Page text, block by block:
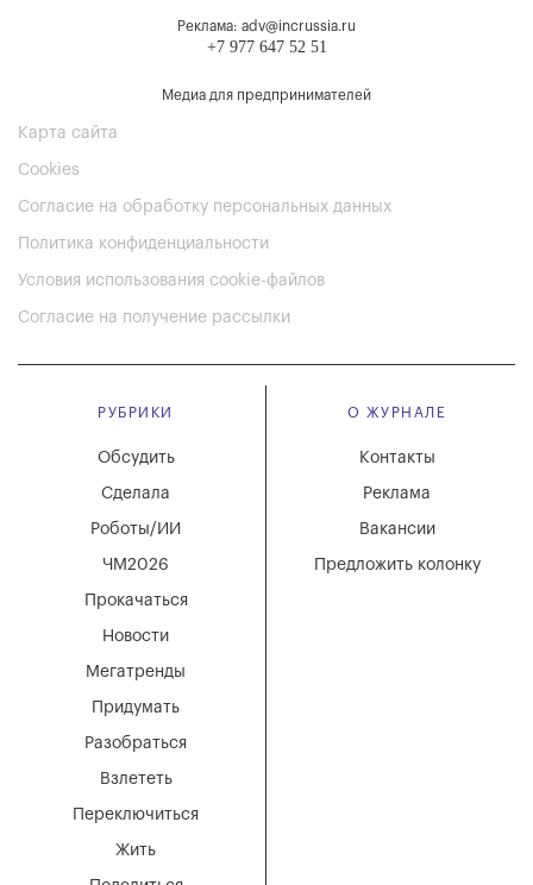
Реклама: adv@incrussia.ru
+7 977 647 52 51
Медиа для предпринимателей
Карта сайта
Cookies
Согласие на обработку персональных данных
Политика конфиденциальности
Условия использования cookie-файлов
Согласие на получение рассылки
РУБРИКИ
Мегатренды
Придумать
Разобраться
Взлететь
Новости
Переключиться
Жить
Обсудить
Сделала
Роботы/ИИ
ЧМ2026
Прокачаться
О ЖУРНАЛЕ
Вакансии
Реклама
Контакты
Предложить колонку